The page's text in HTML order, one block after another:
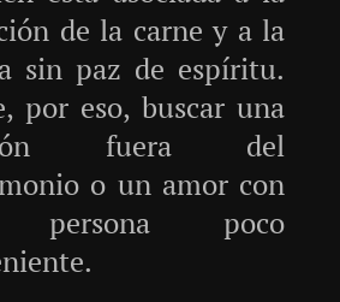
de la carne y a la
sin paz de espíritu.
por eso, buscar una
fuera del
o un amor con
persona poco